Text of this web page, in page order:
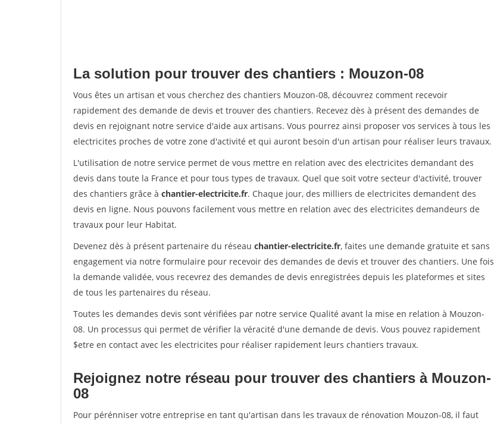
La solution pour trouver des chantiers : Mouzon-08
Vous êtes un artisan et vous cherchez des chantiers Mouzon-08, découvrez comment recevoir
rapidement des demande de devis et trouver des chantiers. Recevez dès à présent des demandes de
devis en rejoignant notre service d'aide aux artisans. Vous pourrez ainsi proposer vos services à tous les
electricites proches de votre zone d'activité et qui auront besoin d'un artisan pour réaliser leurs travaux.
L'utilisation de notre service permet de vous mettre en relation avec des electricites demandant des
devis dans toute la France et pour tous types de travaux. Quel que soit votre secteur d'activité, trouver
des chantiers grâce à chantier-electricite.fr. Chaque jour, des milliers de electricites demandent des
devis en ligne. Nous pouvons facilement vous mettre en relation avec des electricites demandeurs de
travaux pour leur Habitat.
Devenez dès à présent partenaire du réseau chantier-electricite.fr, faites une demande gratuite et sans
engagement via notre formulaire pour recevoir des demandes de devis et trouver des chantiers. Une fois
la demande validée, vous recevrez des demandes de devis enregistrées depuis les plateformes et sites
de tous les partenaires du réseau.
Toutes les demandes devis sont vérifiées par notre service Qualité avant la mise en relation à Mouzon-
08. Un processus qui permet de vérifier la véracité d'une demande de devis. Vous pouvez rapidement
$etre en contact avec les electricites pour réaliser rapidement leurs chantiers travaux.
Rejoignez notre réseau pour trouver des chantiers à Mouzon-
08
Pour pérénniser votre entreprise en tant qu'artisan dans les travaux de rénovation Mouzon-08, il faut